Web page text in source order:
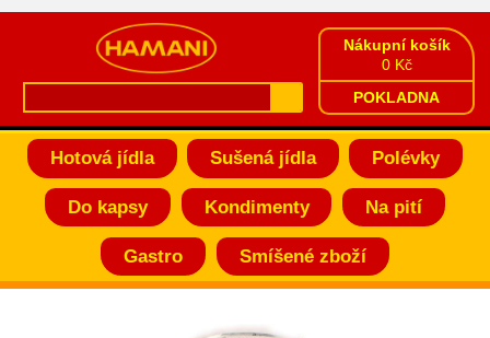
Nákupní košík
0 Kč
POKLADNA
Hotová jídla Sušená jídla Polévky
Do kapsy Kondimenty Na pití
Gastro Smíšené zboží